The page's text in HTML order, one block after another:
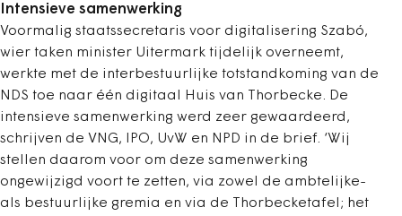
Intensieve samenwerking
Voormalig staatssecretaris voor digitalisering Szabó,
wier taken minister Uitermark tijdelijk overneemt,
werkte met de interbestuurlijke totstandkoming van de
NDS toe naar één digitaal Huis van Thorbecke. De
intensieve samenwerking werd zeer gewaardeerd,
schrijven de VNG, IPO, UvW en NPD in de brief. ‘Wij
stellen daarom voor om deze samenwerking
ongewijzigd voort te zetten, via zowel de ambtelijke-
als bestuurlijke gremia en via de Thorbecketafel; het